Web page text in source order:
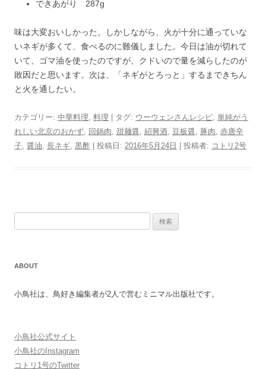
できあがり 287g
味は大変おいしかった。しかしながら、火が十分に通っていな
いネギが多くて、食べるのに難儀しました。今日は油が切れて
いて、ゴマ油を使ったのですが、クドいので量を減らしたのが
敗因だと思います。次は、「ネギがとろっと」するまできちん
と火を通したい。
カテゴリー: 中華料理 料理 | タグ: ウーウェンさんレシピ 単純がう
れしい北京のおかず 回鍋肉 甜麺醤 紹興酒 豆板醤 豚肉 赤唐辛
子 醤油 長ネギ 黒酢 | 投稿日: 2016年5月24日 | 投稿者: コトリ2号
ABOUT
小鳥社は、鳥好き編集者が2人で営むミニマル出版社です。
小鳥社公式サイト
小鳥社のInstagram
コトリ1号のTwitter